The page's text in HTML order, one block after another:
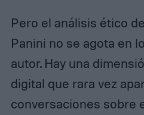
Pero el análisis ético
Panini no se agota en
autor. Hay una
digital que rara vez
conversaciones sobre